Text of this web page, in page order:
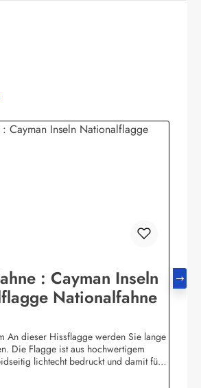
: Cayman Inseln
Nationalfahne
An dieser Hissflagge werden Sie lange
Die Flagge ist aus hochwertigem
lichtecht bedruckt und damit für